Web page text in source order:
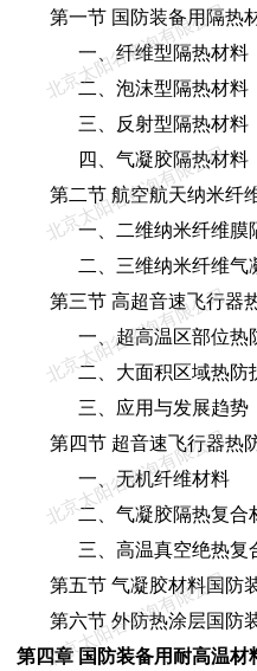
第一节 国防装备用隔热
一、纤维型隔热材料
二、泡沫型隔热材料
三、反射型隔热材料
四、气凝胶隔热材料
第二节 航空航天纳米纤维
一、二维纳米纤维膜
二、三维纳米纤维气凝
第三节 高超音速飞行器热
一、超高温区部位热
二、大面积区域热防
三、应用与发展趋势
第四节 超音速飞行器热
一、无机纤维材料
二、气凝胶隔热复合
三、高温真空绝热复
第五节 气凝胶材料国防
第六节 外防热涂层国防
第四章 国防装备用耐高温材
北京太阳谷咨询有限公司
北京太阳谷咨询有限公司
北京太阳谷咨询有限公司
北京太阳谷咨询有限公司
北京太阳谷咨询有限公司